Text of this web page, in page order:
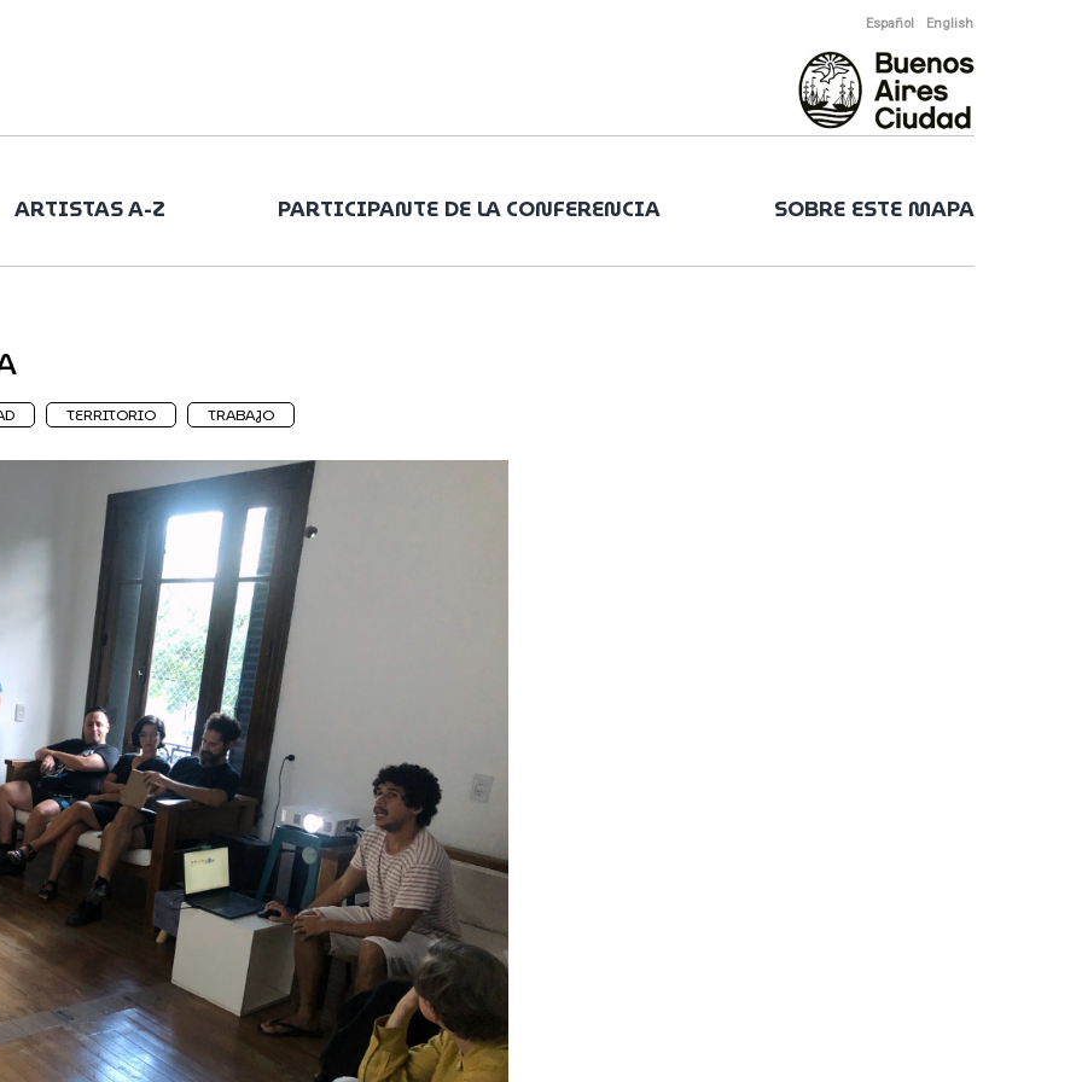
Español English
ARTISTAS A-Z PARTICIPANTE DE LA CONFERENCIA SOBRE ESTE MAPA
TERRITORIO TRABAJO